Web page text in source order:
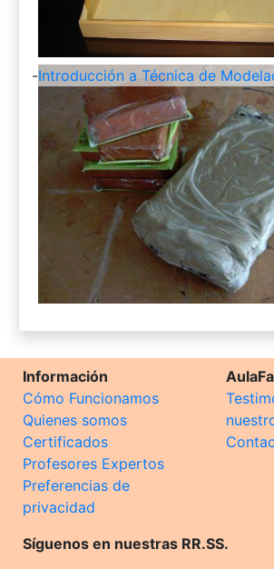
-Introducción a Técnica de
Información
Cómo Funcionamos
Quienes somos
Certificados
Profesores Expertos
Preferencias de
privacidad
Síguenos en nuestras RR.SS.